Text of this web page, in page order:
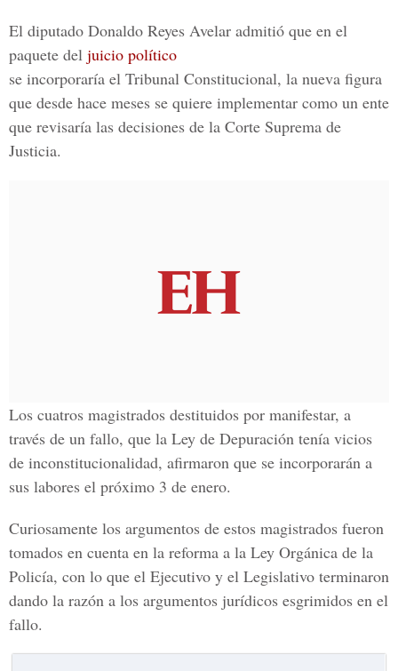
El diputado Donaldo Reyes Avelar admitió que en el
paquete del juicio político
se incorporaría el Tribunal Constitucional, la nueva figura
que desde hace meses se quiere implementar como un ente
que revisaría las decisiones de la Corte Suprema de
Justicia.
Los cuatros magistrados destituidos por manifestar, a
través de un fallo, que la Ley de Depuración tenía vicios
de inconstitucionalidad, afirmaron que se incorporarán a
sus labores el próximo 3 de enero.
Curiosamente los argumentos de estos magistrados fueron
tomados en cuenta en la reforma a la Ley Orgánica de la
Policía, con lo que el Ejecutivo y el Legislativo terminaron
dando la razón a los argumentos jurídicos esgrimidos en el
fallo.